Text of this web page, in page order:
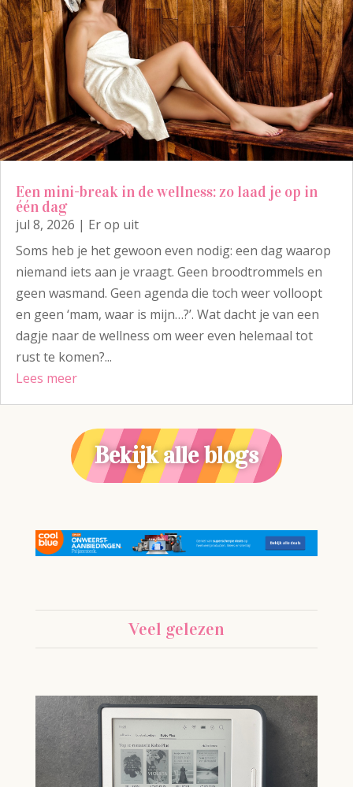
Een mini-break in de wellness: zo laad je op in
één dag
jul 8, 2026 | Er op uit
Soms heb je het gewoon even nodig: een dag waarop
niemand iets aan je vraagt. Geen broodtrommels en
geen wasmand. Geen agenda die toch weer volloopt
en geen ‘mam, waar is mijn…?’. Wat dacht je van een
dagje naar de wellness om weer even helemaal tot
rust te komen?...
Lees meer
Bekijk alle blogs
Veel gelezen